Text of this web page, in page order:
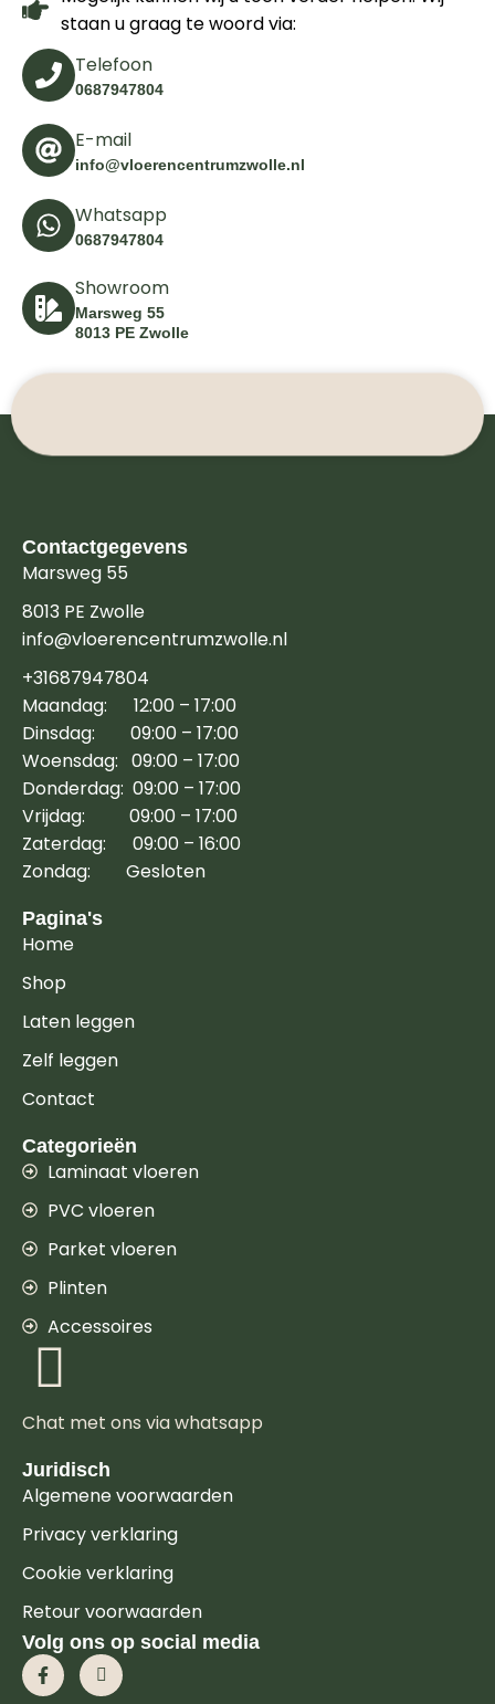
staan u graag te woord via:
Telefoon
0687947804
E-mail
info@vloerencentrumzwolle.nl
Whatsapp
0687947804
Showroom
Marsweg 55
8013 PE Zwolle
Contactgegevens
Marsweg 55
8013 PE Zwolle
info@vloerencentrumzwolle.nl
+31687947804
Maandag: 12:00 – 17:00
Dinsdag: 09:00 – 17:00
Woensdag: 09:00 – 17:00
Donderdag: 09:00 – 17:00
Vrijdag: 09:00 – 17:00
Zaterdag: 09:00 – 16:00
Zondag: Gesloten
Pagina's
Home
Shop
Laten leggen
Zelf leggen
Contact
Categorieën
Laminaat vloeren
PVC vloeren
Parket vloeren
Plinten
Accessoires
Chat met ons via whatsapp
Juridisch
Algemene voorwaarden
Privacy verklaring
Cookie verklaring
Retour voorwaarden
Volg ons op social media